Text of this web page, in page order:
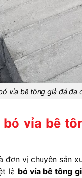
vỉa bê tông giả đá đa
vỉa bê
đơn vịchuyên sản
là bó vỉa bê tông